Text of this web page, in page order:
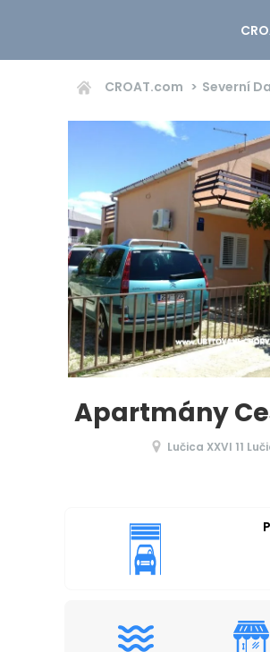
CROAT.com Severní
Apartmány
Lučica XXVI 11